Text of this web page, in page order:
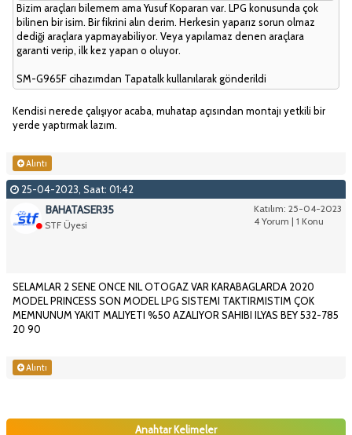
Bizim araçları bilemem ama Yusuf Koparan var. LPG konusunda çok
bilinen bir isim. Bir fikrini alın derim. Herkesin yaparız sorun olmaz
dediği araçlara yapmayabiliyor. Veya yapılamaz denen araçlara
garanti verip, ilk kez yapan o oluyor.
SM-G965F cihazımdan Tapatalk kullanılarak gönderildi
Kendisi nerede çalışıyor acaba, muhatap açısından montajı yetkili bir
yerde yaptırmak lazım.
Alıntı
25-04-2023, Saat: 01:42
Katılım: 25-04-2023
4 Yorum | 1 Konu
BAHATASER35
STF Üyesi
SELAMLAR 2 SENE ONCE NIL OTOGAZ VAR KARABAGLARDA 2020
MODEL PRINCESS SON MODEL LPG SISTEMI TAKTIRMISTIM ÇOK
MEMNUNUM YAKIT MALIYETI %50 AZALIYOR SAHIBI ILYAS BEY 532-785
20 90
Alıntı
Anahtar Kelimeler